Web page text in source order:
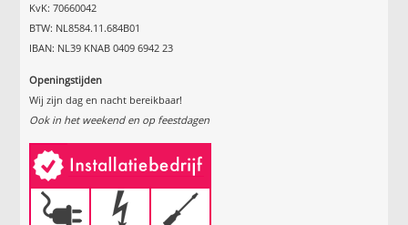
KvK: 70660042
BTW: NL8584.11.684B01
IBAN: NL39 KNAB 0409 6942 23
Openingstijden
Wij zijn dag en nacht bereikbaar!
Ook in het weekend en op feestdagen